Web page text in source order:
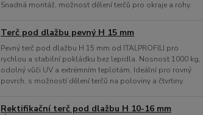
Snadná montáž, možnost dělení terčů pro okraje a rohy.
Terč pod dlažbu pevný H 15 mm
Pevný terč pod dlažbu H 15 mm od ITALPROFILI pro
rychlou a stabilní pokládku bez lepidla. Nosnost 1000 kg,
odolný vůči UV a extrémním teplotám. Ideální pro rovný
povrch, s možností dělení terčů na poloviny a čtvrtiny.
Rektifikační terč pod dlažbu H 10-16 mm